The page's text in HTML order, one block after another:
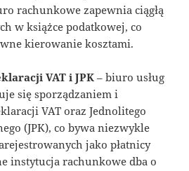
rachunkowe zapewnia ciągłą
w książce podatkowej, co
kierowanie kosztami.
VAT i JPK – biuro usług
się sporządzaniem i
VAT oraz Jednolitego
(JPK), co bywa niezwykle
jako płatnicy
instytucja rachunkowe dba o